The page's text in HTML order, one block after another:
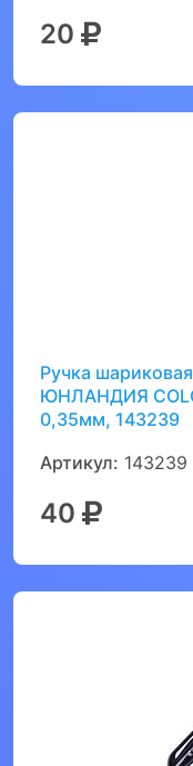
20
Ручка
ЮНЛАНДИЯ
0,35мм, 143239
Артикул: 143239
40